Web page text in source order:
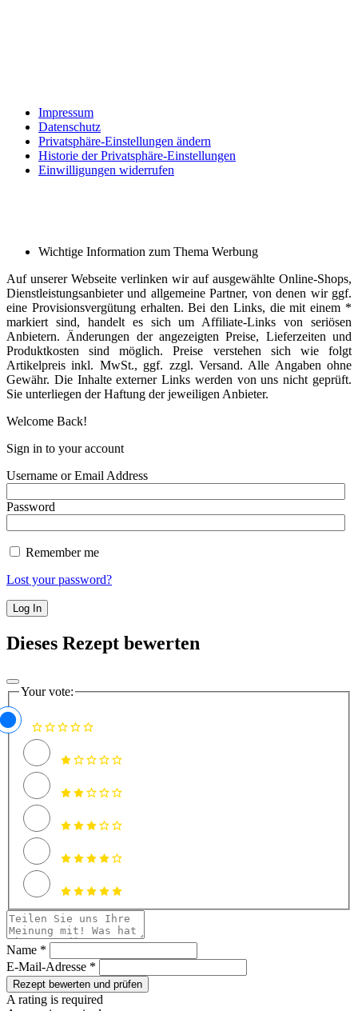
Impressum
Datenschutz
Privatsphäre-Einstellungen ändern
Historie der Privatsphäre-Einstellungen
Einwilligungen widerrufen
Wichtige Information zum Thema Werbung
Auf unserer Webseite verlinken wir auf ausgewählte Online-Shops,
Dienstleistungsanbieter und allgemeine Partner, von denen wir ggf.
eine Provisionsvergütung erhalten. Bei den Links, die mit einem *
markiert sind, handelt es sich um Affiliate-Links von seriösen
Anbietern. Änderungen der angezeigten Preise, Lieferzeiten und
Produktkosten sind möglich. Preise verstehen sich wie folgt
Artikelpreis inkl. MwSt., ggf. zzgl. Versand. Alle Angaben ohne
Gewähr. Die Inhalte externer Links werden von uns nicht geprüft.
Sie unterliegen der Haftung der jeweiligen Anbieter.
Welcome Back!
Sign in to your account
Username or Email Address
Password
Remember me
Lost your password?
Dieses Rezept bewerten
Your vote:
Name *
E-Mail-Adresse *
Rezept bewerten und prüfen
A rating is required